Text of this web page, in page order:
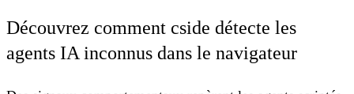
Découvrez comment cside détecte les
agents IA inconnus dans le navigateur